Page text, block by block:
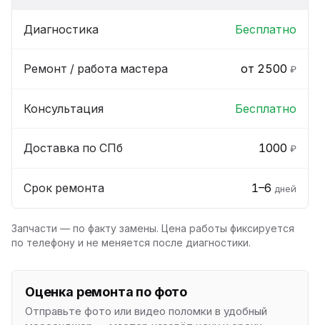
Диагностика Бесплатно
Ремонт / работа мастера от 2500 ₽
Консультация Бесплатно
Доставка по СПб 1000 ₽
Срок ремонта 1–6 дней
Запчасти — по факту замены. Цена работы фиксируется
по телефону и не меняется после диагностики.
Оценка ремонта по фото
Отправьте фото или видео поломки в удобный